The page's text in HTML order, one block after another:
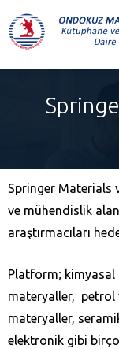
Springer Materials
ve mühendislik
araştırmacıları
Platform;
materyaller, petrol
materyaller,
elektronik gibi